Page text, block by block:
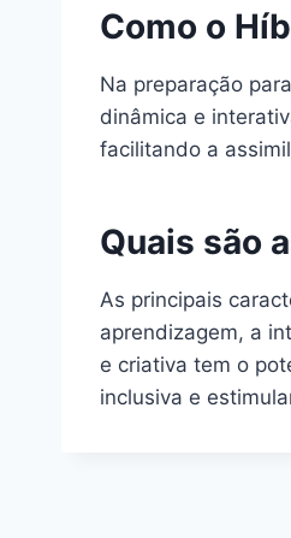
Como o
Na preparação
dinâmica e
facilitando a
Quais são
As principais
aprendizagem, a
e criativa tem o
inclusiva e